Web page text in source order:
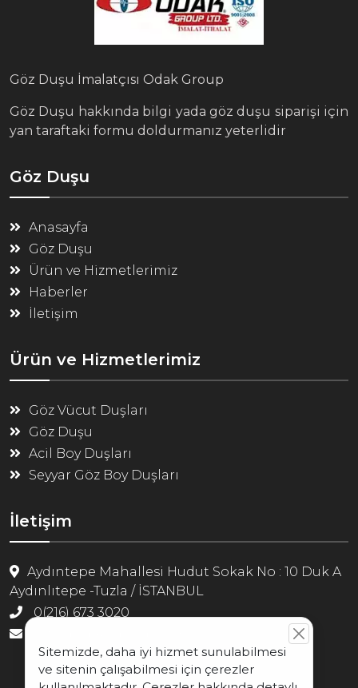
Göz Duşu İmalatçısı Odak Group
Göz Duşu hakkında bilgi yada göz duşu siparişi için
yan taraftaki formu doldurmanız yeterlidir
Göz Duşu
Anasayfa
Göz Duşu
Ürün ve Hizmetlerimiz
Haberler
İletişim
Ürün ve Hizmetlerimiz
Göz Vücut Duşları
Göz Duşu
Acil Boy Duşları
Seyyar Göz Boy Duşları
İletişim
Aydıntepe Mahallesi Hudut Sokak No : 10 Duk A
Aydınlıtepe -Tuzla / İSTANBUL
0(216) 673 3020
Sitemizde, daha iyi hizmet sunulabilmesi
ve sitenin çalışabilmesi için çerezler